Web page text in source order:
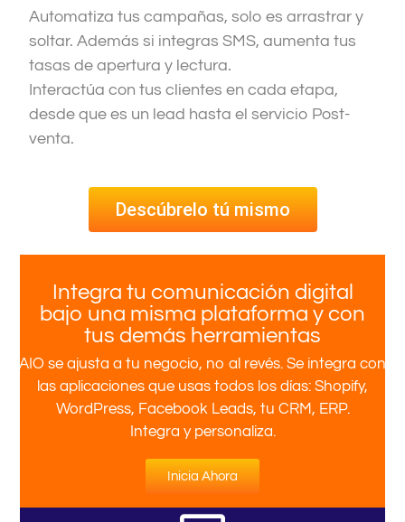
Automatiza tus campañas, solo es arrastrar y
soltar. Además si integras SMS, aumenta tus
tasas de apertura y lectura.
Interactúa con tus clientes en cada etapa,
desde que es un lead hasta el servicio Post-
venta.
Descúbrelo tú mismo
Integra tu comunicación digital
bajo una misma plataforma y con
tus demás herramientas
AIO se ajusta a tu negocio, no al revés. Se integra con
las aplicaciones que usas todos los días: Shopify,
WordPress, Facebook Leads, tu CRM, ERP.
Integra y personaliza.
Inicia Ahora